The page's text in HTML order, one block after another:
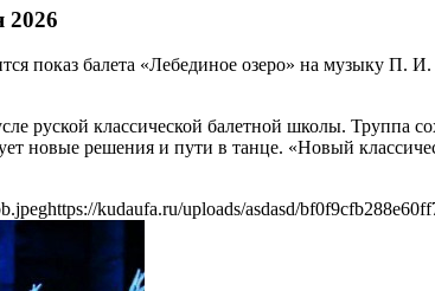
2026
показ балета «Лебединое озеро» на музыку П.
руской классической балетной школы. Труппа
новые решения и пути в танце. «Новый
https://kudaufa.ru/uploads/asdasd/